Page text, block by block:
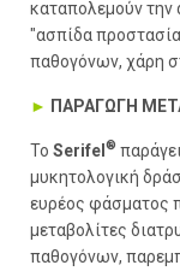
καταπολεμούν την
"ασπίδα
παθογόνων, χάρη
► ΠΑΡΑΓΩΓΗ
Το Serifel ®
μυκητολογική
ευρέος φάσματος
μεταβολίτες
παθογόνων,